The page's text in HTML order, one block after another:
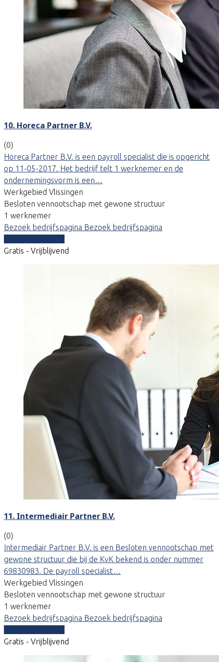
10. Horeca Partner B.V.
(0)
Horeca Partner B.V. is een payroll specialist die is opgericht
op 11-05-2017. Het bedrijf telt 1 werknemer en de
ondernemingsvorm is een…
Werkgebied Vlissingen
Besloten vennootschap met gewone structuur
1 werknemer
Bezoek bedrijfspagina Bezoek bedrijfspagina
Gratis - Vrijblijvend
11. Intermediair Partner B.V.
(0)
Intermediair Partner B.V. is een Besloten vennootschap met
gewone structuur die bij de KvK bekend is onder nummer
69830983. De payroll specialist…
Werkgebied Vlissingen
Besloten vennootschap met gewone structuur
1 werknemer
Bezoek bedrijfspagina Bezoek bedrijfspagina
Gratis - Vrijblijvend